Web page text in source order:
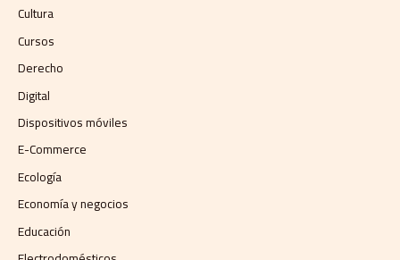
Cultura
Cursos
Derecho
Digital
Dispositivos móviles
E-Commerce
Ecología
Economía y negocios​
Educación